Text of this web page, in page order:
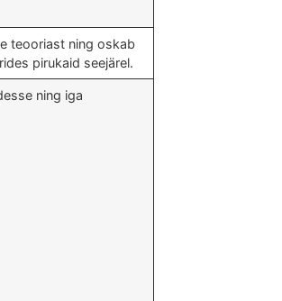
teooriast ning oskab
pirukaid seejärel.
ning iga